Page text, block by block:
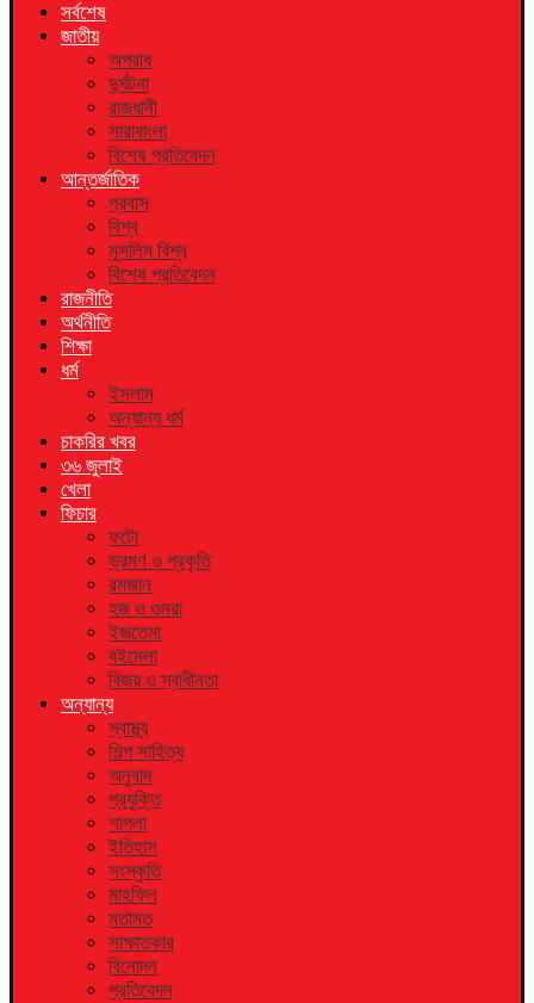
সর্বশেষ
জাতীয়
অপরাধ
দুর্ঘটনা
রাজধানী
সারাবাংলা
বিশেষ প্রতিবেদন
আন্তর্জাতিক
প্রবাস
বিশ্ব
মুসলিম বিশ্ব
বিশেষ প্রতিবেদন
রাজনীতি
অর্থনীতি
শিক্ষা
ধর্ম
ইসলাম
অন্যান্য ধর্ম
চাকরির খবর
৩৬ জুলাই
খেলা
ফিচার
ফটো
ভ্রমণ ও প্রকৃতি
রমজান
হজ ও ওমরা
ইজতেমা
বইমেলা
বিজয় ও স্বাধীনতা
অন্যান্য
স্বাস্থ্য
শিল্প সাহিত্য
অনুবাদ
প্রযুক্তি
শাপলা
ইতিহাস
সংস্কৃতি
মাহফিল
মতামত
সাক্ষাতকার
বিনোদন
প্রতিবেদন